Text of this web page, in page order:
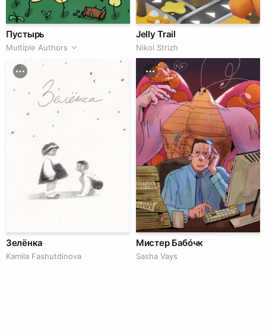
Пустырь
Multiple Authors
Jelly Trail
Nikol Strizh
Зелёнка
Kamila Fashutdinova
Мистер Бабóчк
Sasha Vays